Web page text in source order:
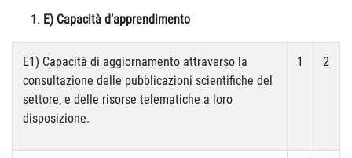
E) Capacità d’apprendimento
E1) Capacità di aggiornamento attraverso la
consultazione delle pubblicazioni scientifiche del
settore, e delle risorse telematiche a loro
disposizione.
1 2